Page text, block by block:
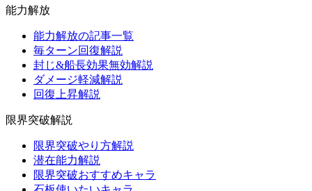
能力解放
能力解放の記事一覧
毎ターン回復解説
封じ&船長効果無効解説
ダメージ軽減解説
回復上昇解説
限界突破解説
限界突破やり方解説
潜在能力解説
限界突破おすすめキャラ